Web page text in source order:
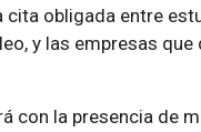
cita obligada entre
y las empresas
con la presencia de